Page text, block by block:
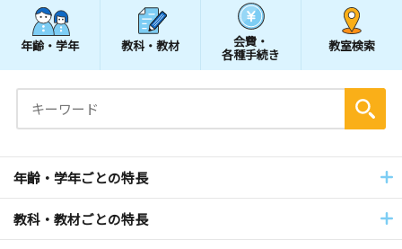
年齢・学年 教科・教材 会費・
各種手続き
教室検索
年齢・学年ごとの特長
教科・教材ごとの特長